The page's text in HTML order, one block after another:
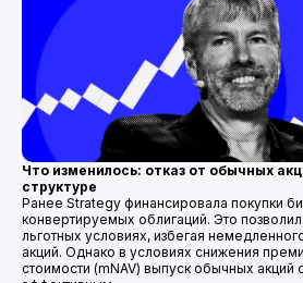
Что изменилось: отказ от обычных
структуре
Ранее Strategy финансировала покупки
конвертируемых облигаций. Это
льготных условиях, избегая
акций. Однако в условиях снижения
стоимости (mNAV) выпуск обычных акций